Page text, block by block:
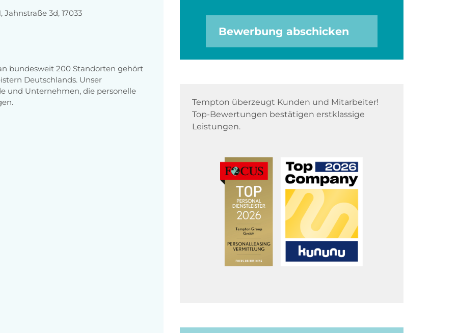
3d, 17033
bundesweit 200 Standorten gehört
Deutschlands. Unser
und Unternehmen, die personelle
Bewerbung abschicken
Tempton überzeugt Kunden und Mitarbeiter!
Top-Bewertungen bestätigen erstklassige
Leistungen.